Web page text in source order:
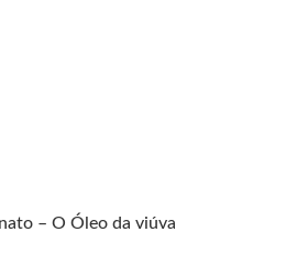
– O Óleo da viúva